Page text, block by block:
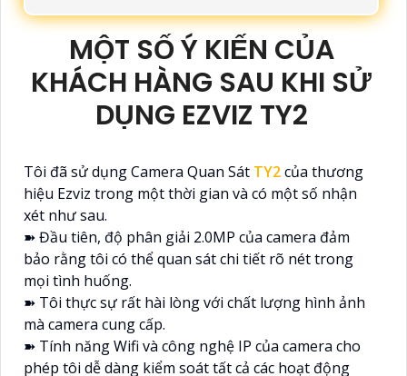
MỘT SỐ Ý KIẾN CỦA
KHÁCH HÀNG SAU KHI SỬ
DỤNG EZVIZ TY2
Tôi đã sử dụng Camera Quan Sát TY2của thương
hiệu Ezviz trong một thời gian và có một số nhận
xét như sau.
➽ Đầu tiên, độ phân giải 2.0MP của camera đảm
bảo rằng tôi có thể quan sát chi tiết rõ nét trong
mọi tình huống.
➽ Tôi thực sự rất hài lòng với chất lượng hình ảnh
mà camera cung cấp.
➽ Tính năng Wifi và công nghệ IP của camera cho
phép tôi dễ dàng kiểm soát tất cả các hoạt động